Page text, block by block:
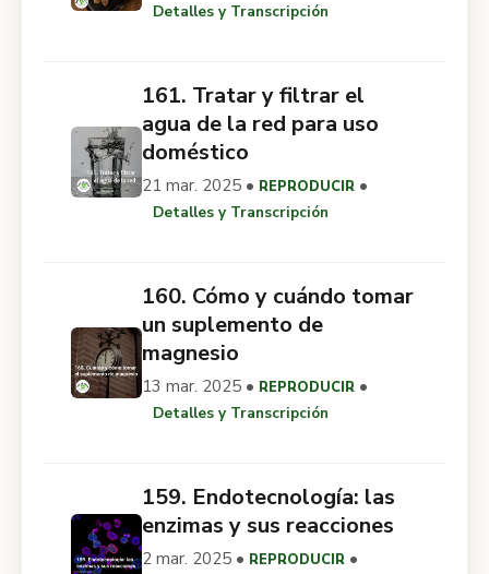
Detalles y Transcripción
161. Tratar y filtrar el
agua de la red para uso
doméstico
21 mar. 2025 • REPRODUCIR •
Detalles y Transcripción
160. Cómo y cuándo tomar
un suplemento de
magnesio
13 mar. 2025 • REPRODUCIR •
Detalles y Transcripción
159. Endotecnología: las
enzimas y sus reacciones
2 mar. 2025 • REPRODUCIR •